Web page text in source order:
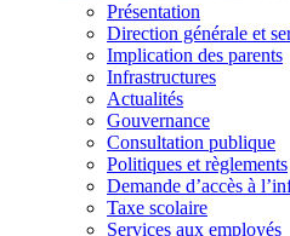
Présentation
Direction générale et
Implication des parents
Infrastructures
Actualités
Gouvernance
Consultation publique
Politiques et règlements
Demande d’accès à
Taxe scolaire
Services aux employés